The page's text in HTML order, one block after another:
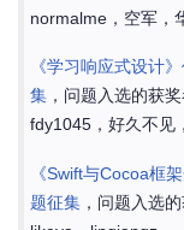
normalme，空军，
《学习响应式设计
集 ，问题入选的获
fdy1045，好久不见
《Swift与Cocoa框
题征集 ，问题入选